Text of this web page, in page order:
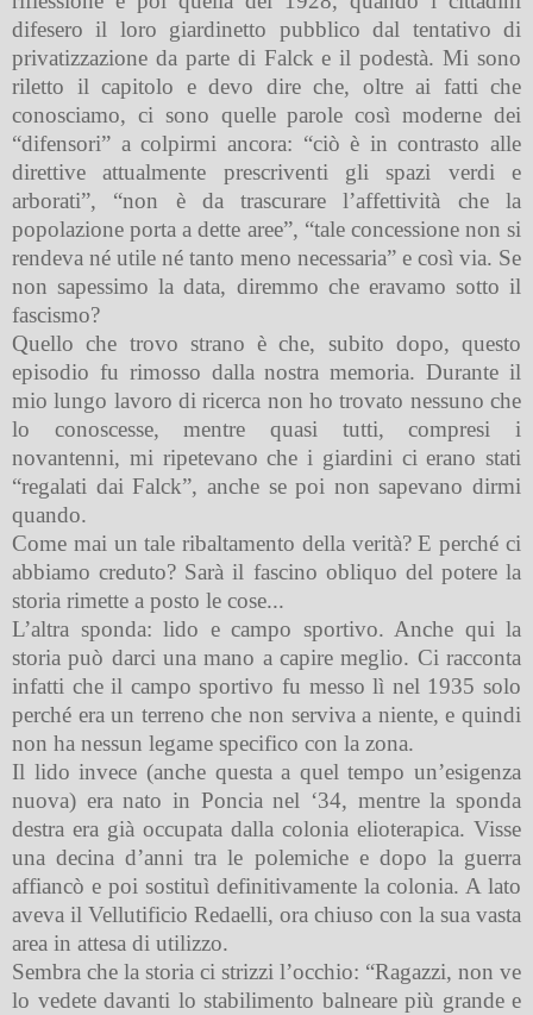
difesero il loro giardinetto pubblico dal tentativo di
privatizzazione da parte di Falck e il podestà. Mi sono
riletto il capitolo e devo dire che, oltre ai fatti che
conosciamo, ci sono quelle parole così moderne dei
“difensori” a colpirmi ancora: “ciò è in contrasto alle
direttive attualmente prescriventi gli spazi verdi e
arborati”, “non è da trascurare l’affettività che la
popolazione porta a dette aree”, “tale concessione non si
rendeva né utile né tanto meno necessaria” e così via. Se
non sapessimo la data, diremmo che eravamo sotto il
fascismo?
Quello che trovo strano è che, subito dopo, questo
episodio fu rimosso dalla nostra memoria. Durante il
mio lungo lavoro di ricerca non ho trovato nessuno che
lo conoscesse, mentre quasi tutti, compresi i
novantenni, mi ripetevano che i giardini ci erano stati
“regalati dai Falck”, anche se poi non sapevano dirmi
quando.
Come mai un tale ribaltamento della verità? E perché ci
abbiamo creduto? Sarà il fascino obliquo del potere la
storia rimette a posto le cose...
L’altra sponda: lido e campo sportivo. Anche qui la
storia può darci una mano a capire meglio. Ci racconta
infatti che il campo sportivo fu messo lì nel 1935 solo
perché era un terreno che non serviva a niente, e quindi
non ha nessun legame specifico con la zona.
Il lido invece (anche questa a quel tempo un’esigenza
nuova) era nato in Poncia nel ‘34, mentre la sponda
destra era già occupata dalla colonia elioterapica. Visse
una decina d’anni tra le polemiche e dopo la guerra
affiancò e poi sostituì definitivamente la colonia. A lato
aveva il Vellutificio Redaelli, ora chiuso con la sua vasta
area in attesa di utilizzo.
Sembra che la storia ci strizzi l’occhio: “Ragazzi, non ve
lo vedete davanti lo stabilimento balneare più grande e